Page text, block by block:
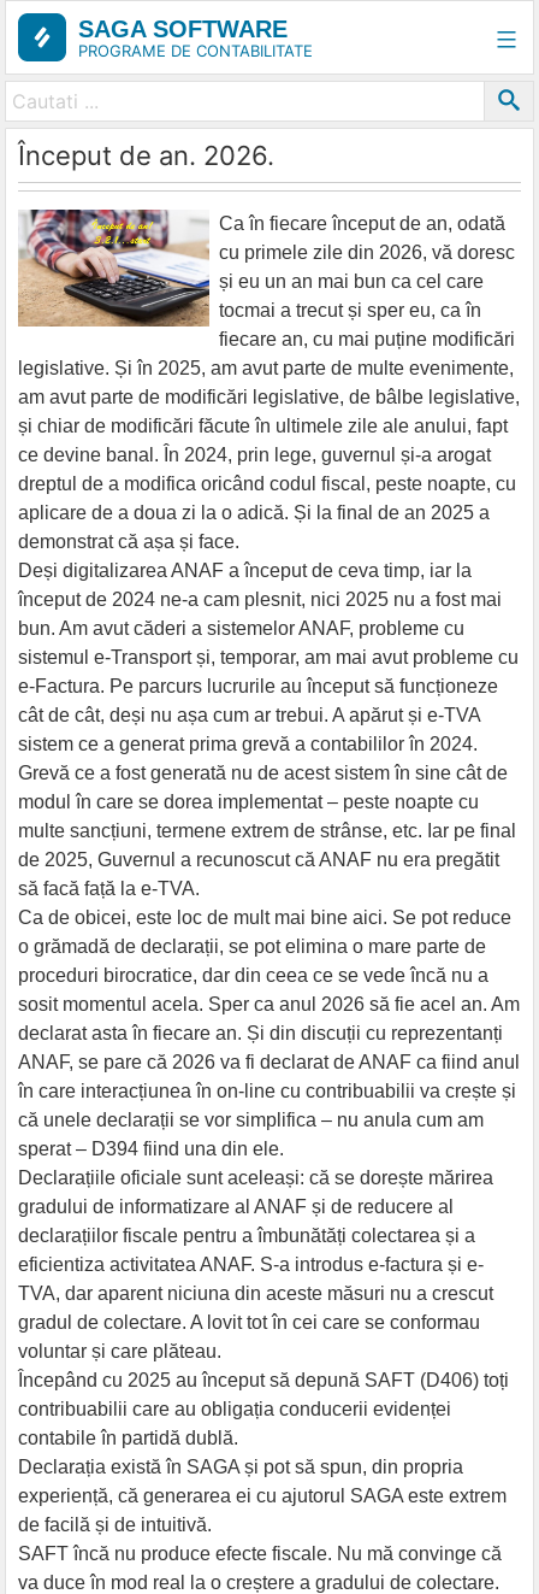
Skip
content
SAGA SOFTWARE
PROGRAME DE CONTABILITATE
Început de an. 2026.
Ca în fiecare început de an, odată
cu primele zile din 2026, vă doresc
și eu un an mai bun ca cel care
tocmai a trecut și sper eu, ca în
fiecare an, cu mai puține modificări
legislative. Și în 2025, am avut parte de multe evenimente,
am avut parte de modificări legislative, de bâlbe legislative,
și chiar de modificări făcute în ultimele zile ale anului, fapt
ce devine banal. În 2024, prin lege, guvernul și-a arogat
dreptul de a modifica oricând codul fiscal, peste noapte, cu
aplicare de a doua zi la o adică. Și la final de an 2025 a
demonstrat că așa și face.
Deși digitalizarea ANAF a început de ceva timp, iar la
început de 2024 ne-a cam plesnit, nici 2025 nu a fost mai
bun. Am avut căderi a sistemelor ANAF, probleme cu
sistemul e-Transport și, temporar, am mai avut probleme cu
e-Factura. Pe parcurs lucrurile au început să funcționeze
cât de cât, deși nu așa cum ar trebui. A apărut și e-TVA
sistem ce a generat prima grevă a contabililor în 2024.
Grevă ce a fost generată nu de acest sistem în sine cât de
modul în care se dorea implementat – peste noapte cu
multe sancțiuni, termene extrem de strânse, etc. Iar pe final
de 2025, Guvernul a recunoscut că ANAF nu era pregătit
să facă față la e-TVA.
Ca de obicei, este loc de mult mai bine aici. Se pot reduce
o grămadă de declarații, se pot elimina o mare parte de
proceduri birocratice, dar din ceea ce se vede încă nu a
sosit momentul acela. Sper ca anul 2026 să fie acel an. Am
declarat asta în fiecare an. Și din discuții cu reprezentanți
ANAF, se pare că 2026 va fi declarat de ANAF ca fiind anul
în care interacțiunea în on-line cu contribuabilii va crește și
că unele declarații se vor simplifica – nu anula cum am
sperat – D394 fiind una din ele.
Declarațiile oficiale sunt aceleași: că se dorește mărirea
gradului de informatizare al ANAF și de reducere al
declarațiilor fiscale pentru a îmbunătăți colectarea și a
eficientiza activitatea ANAF. S-a introdus e-factura și e-
TVA, dar aparent niciuna din aceste măsuri nu a crescut
gradul de colectare. A lovit tot în cei care se conformau
voluntar și care plăteau.
Începând cu 2025 au început să depună SAFT (D406) toți
contribuabilii care au obligația conducerii evidenței
contabile în partidă dublă.
Declarația există în SAGA și pot să spun, din propria
experiență, că generarea ei cu ajutorul SAGA este extrem
de facilă și de intuitivă.
SAFT încă nu produce efecte fiscale. Nu mă convinge că
va duce în mod real la o creștere a gradului de colectare.